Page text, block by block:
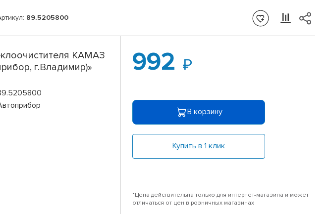
89.5205800
КАМАЗ
г.Владимир)»
992
В корзину
Купить в 1 клик
*Цена действительна только для интернет-магазина и может
отличаться от цен в розничных магазинах